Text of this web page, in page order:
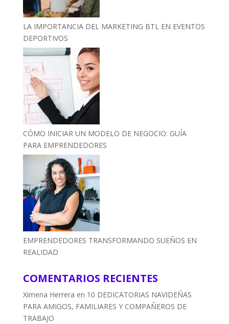
LA IMPORTANCIA DEL MARKETING BTL EN EVENTOS
DEPORTIVOS
CÓMO INICIAR UN MODELO DE NEGOCIO: GUÍA
PARA EMPRENDEDORES
EMPRENDEDORES TRANSFORMANDO SUEÑOS EN
REALIDAD
COMENTARIOS RECIENTES
Ximena Herrera en 10 DEDICATORIAS NAVIDEÑAS
PARA AMIGOS, FAMILIARES Y COMPAÑEROS DE
TRABAJO